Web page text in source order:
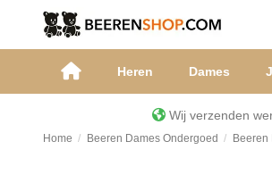
Heren Dames
Wij
Home Beeren Dames Ondergoed Beeren